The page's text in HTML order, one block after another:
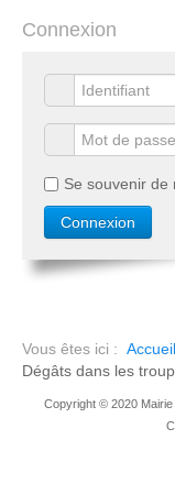
Connexion
Se souvenir de
Vous êtes ici : Accueil
Dégâts dans les
Copyright © 2020